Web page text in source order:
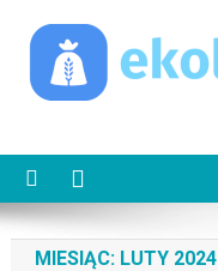
content
MIESIĄC: LUTY 2024